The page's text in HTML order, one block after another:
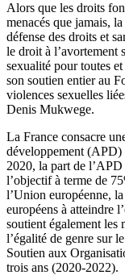
Alors que les droits
menacés que jamais,
défense des droits et
le droit à l’avortement
sexualité pour toutes
son soutien entier au
violences sexuelles
Denis Mukwege.
La France consacre
développement (APD)
2020, la part de
l’objectif à terme de
l’Union européenne,
européens à atteindre
soutient également les
l’égalité de genre sur
Soutien aux
trois ans (2020-2022).